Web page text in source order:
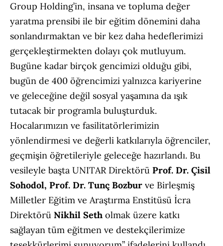
Group Holding’in, insana ve topluma değer
yaratma prensibi ile bir eğitim dönemini daha
sonlandırmaktan ve bir kez daha hedeflerimizi
gerçekleştirmekten dolayı çok mutluyum.
Bugüne kadar birçok gencimizi olduğu gibi,
bugün de 400 öğrencimizi yalnızca kariyerine
ve geleceğine değil sosyal yaşamına da ışık
tutacak bir programla buluşturduk.
Hocalarımızın ve fasilitatörlerimizin
yönlendirmesi ve değerli katkılarıyla öğrenciler,
geçmişin öğretileriyle geleceğe hazırlandı. Bu
vesileyle başta UNITAR Direktörü Prof. Dr. Çisil
Sohodol, Prof. Dr. Tunç Bozbur ve Birleşmiş
Milletler Eğitim ve Araştırma Enstitüsü İcra
Direktörü Nikhil Seth olmak üzere katkı
sağlayan tüm eğitmen ve destekçilerimize